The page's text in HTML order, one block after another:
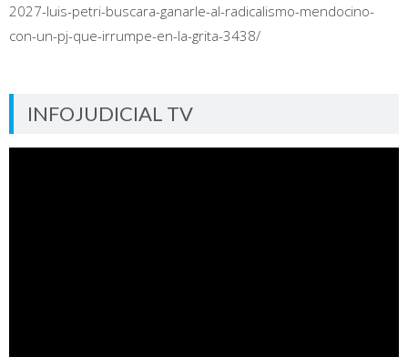
2027-luis-petri-buscara-ganarle-al-radicalismo-mendocino-
con-un-pj-que-irrumpe-en-la-grita-3438/
INFOJUDICIAL TV